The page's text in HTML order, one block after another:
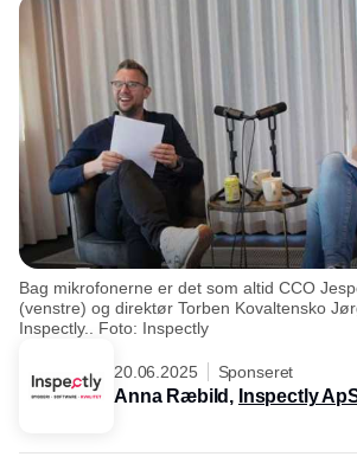
Bag mikrofonerne er det som altid CCO
(venstre) og direktør Torben Kovaltensko
Inspectly.. Foto: Inspectly
20.06.2025 Sponseret
Anna Ræbild, Inspectly